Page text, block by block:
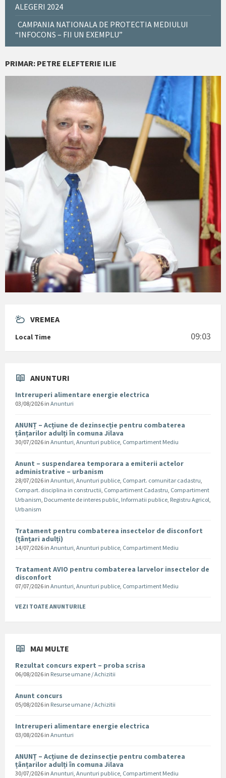
ALEGERI 2024
CAMPANIA NATIONALA DE PROTECTIA MEDIULUI
“INFOCONS – FII UN EXEMPLU”
PRIMAR: PETRE ELEFTERIE ILIE
VREMEA
Local Time 09:03
ANUNTURI
Intreruperi alimentare energie electrica
03/08/2026 in Anunturi
ANUNȚ – Acțiune de dezinsecție pentru combaterea
țânțarilor adulți în comuna Jilava
30/07/2026 in Anunturi Anunturi publice Compartiment Mediu
Anunt – suspendarea temporara a emiterii actelor
administrative – urbanism
28/07/2026 in Anunturi Anunturi publice Compart. comunitar cadastru
Compart. disciplina in constructii Compartiment Cadastru Compartiment
Urbanism Documente de interes public Informatii publice Registru Agricol
Urbanism
Tratament pentru combaterea insectelor de disconfort
(țânțari adulți)
14/07/2026 in Anunturi Anunturi publice Compartiment Mediu
Tratament AVIO pentru combaterea larvelor insectelor de
disconfort
07/07/2026 in Anunturi Anunturi publice Compartiment Mediu
VEZI TOATE ANUNTURILE
MAI MULTE
Rezultat concurs expert – proba scrisa
06/08/2026 in Resurse umane / Achizitii
Anunt concurs
05/08/2026 in Resurse umane / Achizitii
Intreruperi alimentare energie electrica
03/08/2026 in Anunturi
ANUNȚ – Acțiune de dezinsecție pentru combaterea
țânțarilor adulți în comuna Jilava
30/07/2026 in Anunturi Anunturi publice Compartiment Mediu